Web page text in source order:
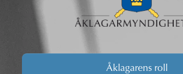
Åklagarens roll